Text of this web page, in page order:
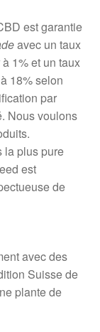
est garantie
avec un taux
1% et un taux
18% selon
par
Nous voulons
la plus pure
est
de
avec des
Suisse de
plante de